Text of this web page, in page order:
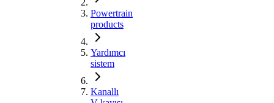
Powertrain
products
Yardımcı
sistem
Kanallı